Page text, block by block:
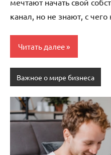
мечтают начать свой
канал, но не знают, с
Читать далее
Важное о мире бизнеса